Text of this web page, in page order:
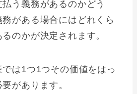
う義務があるのかどう
がある場合にはどれくら
のかが決定されます。
は1つ1つその価値をはっ
があります。